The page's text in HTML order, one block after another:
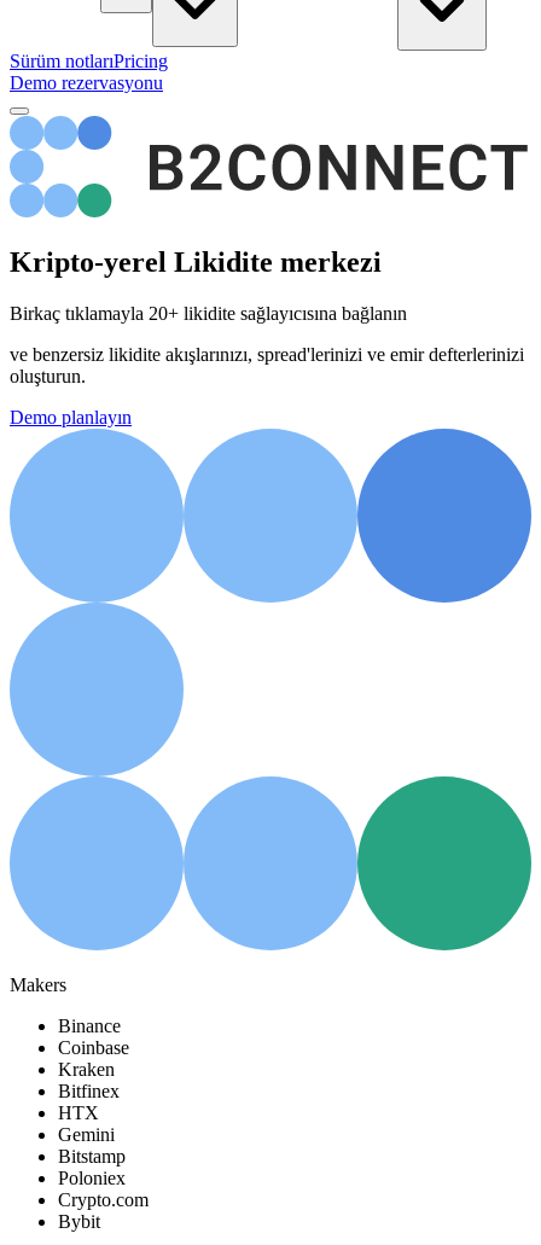
Sürüm notlarıPricing
Demo rezervasyonu
Kripto-yerel Likidite merkezi
Birkaç tıklamayla 20+ likidite sağlayıcısına bağlanın
ve benzersiz likidite akışlarınızı, spread'lerinizi ve emir defterlerinizi
oluşturun.
Demo planlayın
Makers
Binance
Coinbase
Kraken
Bitfinex
HTX
Gemini
Bitstamp
Poloniex
Crypto.com
Bybit